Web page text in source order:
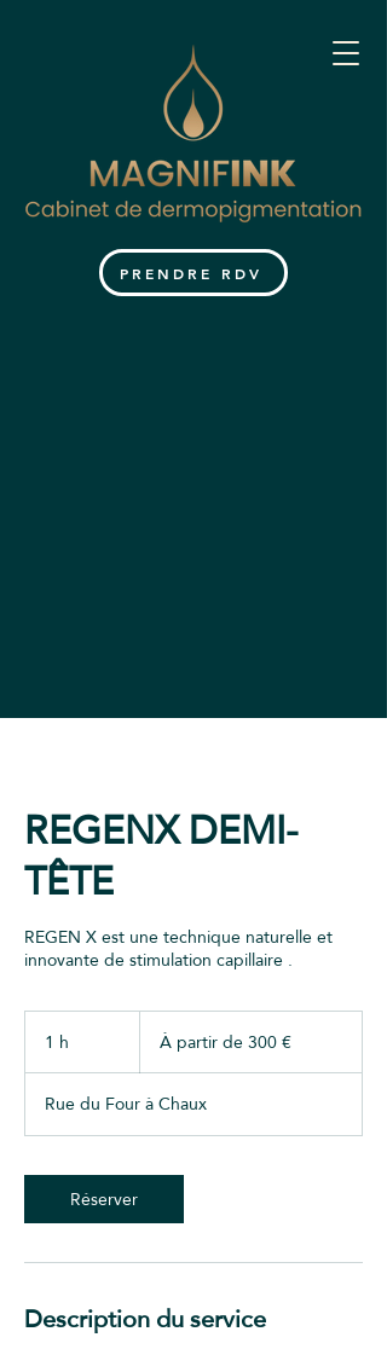
PRENDRE RDV
REGENX DEMI-
TÊTE
REGEN X est une technique naturelle et
innovante de stimulation capillaire .
1 h
partir
euros
À partir de 300 €
Rue du Four à Chaux
Réserver
Description du service